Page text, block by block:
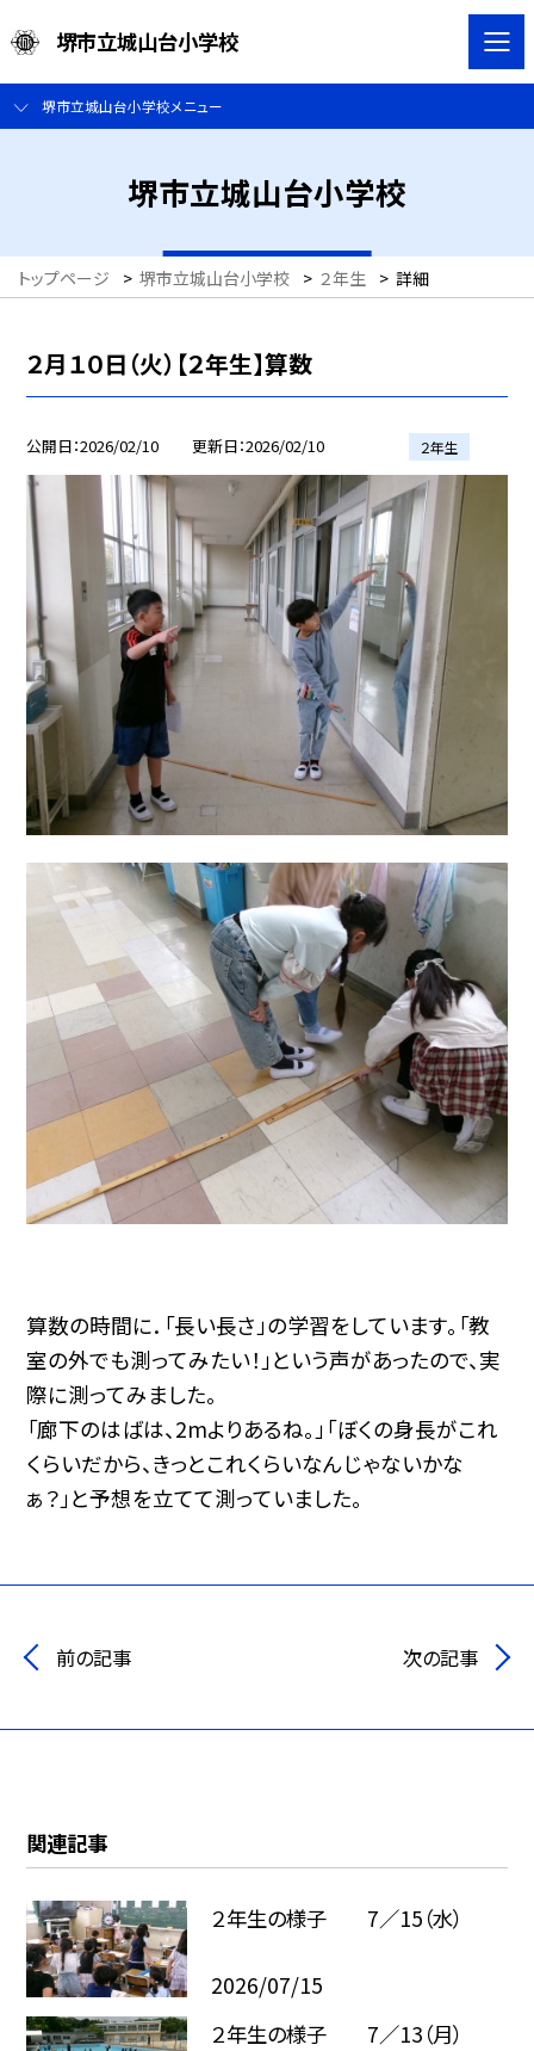
堺市立城山台小学校
堺市立城山台小学校メニュー
堺市立城山台小学校
トップページ > 堺市立城山台小学校 > ２年生 > 詳細
２月１０日（火）【２年生】算数
公開日 2026/02/10 更新日 2026/02/10 ２年生
算数の時間に．「長い長さ」の学習をしています。「教
室の外でも測ってみたい！」という声があったので、実
際に測ってみました。
「廊下のはばは、2mよりあるね。」「ぼくの身長がこれ
くらいだから、きっとこれくらいなんじゃないかな
ぁ？」と予想を立てて測っていました。
前の記事 次の記事
関連記事
２年生の様子 7／15（水）
2026/07/15
２年生の様子 7／13（月）